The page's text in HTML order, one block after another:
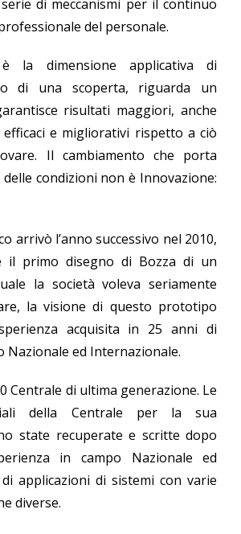
di meccanismi per il continuo
del personale.
è la dimensione applicativa di
o di una scoperta, riguarda un
risultati maggiori, anche
e migliorativi rispetto a ciò
Il cambiamento che porta
condizioni non è Innovazione:
arrivò l’anno successivo nel 2010,
il primo disegno di Bozza di un
la società voleva seriamente
la visione di questo prototipo
acquisita in 25 anni di
Nazionale ed Internazionale.
Centrale di ultima generazione. Le
della Centrale per la sua
state recuperate e scritte dopo
in campo Nazionale ed
applicazioni di sistemi con varie
diverse.